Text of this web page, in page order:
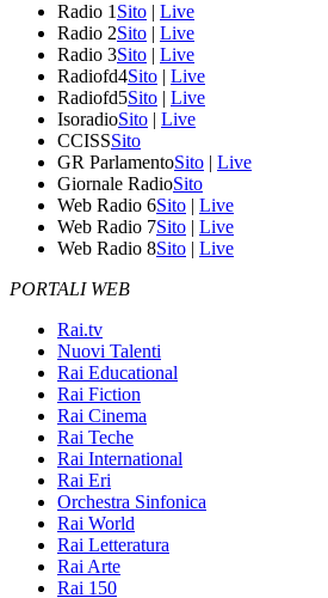
Radio 1 Sito | Live
Radio 2Sito | Live
Radio 3Sito | Live
Radiofd4Sito | Live
Radiofd5Sito | Live
IsoradioSito | Live
CCISSSito
GR ParlamentoSito | Live
Giornale RadioSito
Web Radio 6Sito | Live
Web Radio 7Sito | Live
Web Radio 8Sito | Live
PORTALI WEB
Rai.tv
Nuovi Talenti
Rai Educational
Rai Fiction
Rai Cinema
Rai Teche
Rai International
Rai Eri
Orchestra Sinfonica
Rai World
Rai Letteratura
Rai Arte
Rai 150